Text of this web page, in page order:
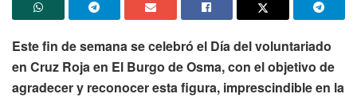
Este fin de semana se celebró el Día del voluntariado
en Cruz Roja en El Burgo de Osma, con el objetivo de
agradecer y reconocer esta figura, imprescindible en la